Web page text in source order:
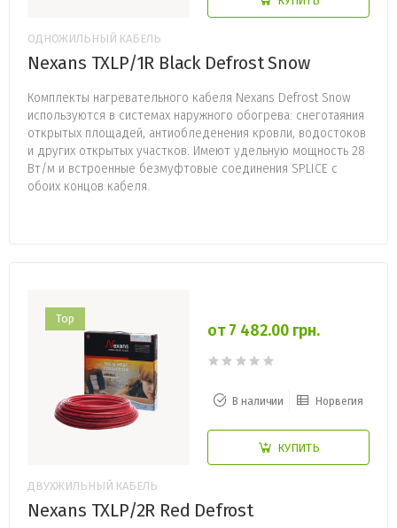
ОДНОЖИЛЬНЫЙ КАБЕЛЬ
Nexans TXLP/1R Black Defrost Snow
Комплекты нагревательного кабеля Nexans Defrost Snow
используются в системах наружного обогрева: снеготаяния
открытых площадей, антиобледенения кровли, водостоков
и других открытых участков. Имеют удельную мощность 28
Вт/м и встроенные безмуфтовые соединения SPLICE с
обоих концов кабеля.
Top
от 7 482.00 грн.
В наличии Норвегия
КУПИТЬ
ДВУХЖИЛЬНЫЙ КАБЕЛЬ
Nexans TXLP/2R Red Defrost